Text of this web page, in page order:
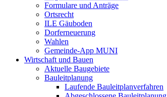
Formulare und Anträge
Ortsrecht
ILE Gäuboden
Dorferneuerung
Wahlen
Gemeinde-App MUNI
Wirtschaft und Bauen
Aktuelle Baugebiete
Bauleitplanung
Laufende Bauleitplanverfahren